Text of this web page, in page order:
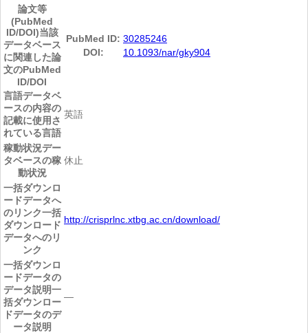
論文等
(PubMed
ID/DOI)当該
データベース
に関連した論
文のPubMed
ID/DOI
PubMed ID: 30285246
DOI:
10.1093/nar/gky904
言語データベ
ースの内容の
記載に使用さ
れている言語
英語
稼動状況デー
タベースの稼
動状況
休止
一括ダウンロ
ードデータへ
のリンク一括
ダウンロード
データへのリ
ンク
http://crisprlnc.xtbg.ac.cn/download/
一括ダウンロ
ードデータの
データ説明一
括ダウンロー
ドデータのデ
ータ説明
―